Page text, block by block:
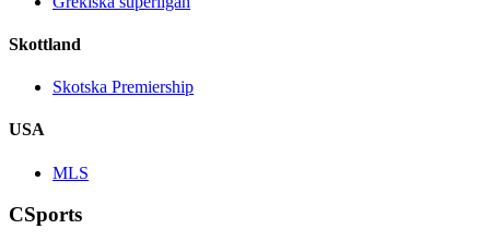
Skottland
Skotska Premiership
USA
MLS
CSports